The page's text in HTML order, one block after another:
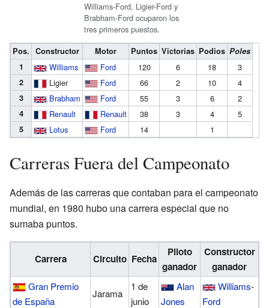
Williams-Ford, Ligier-Ford y
Brabham-Ford ocuparon los
tres primeros puestos.
Pos. Constructor Motor Puntos Victorias Podios Poles
1
Williams Ford 120 6 18 3
2 Ligier Ford 66 2 10 4
3 Brabham Ford 55 3 6 2
4 Renault Renault 38 3 4 5
5 Lotus Ford 14 1
Carreras Fuera del Campeonato
Además de las carreras que contaban para el campeonato
mundial, en 1980 hubo una carrera especial que no
sumaba puntos.
Carrera Circuito Fecha
Piloto
ganador
Constructor
ganador
Gran Premio
de España
Jarama
1 de
junio
Alan
Jones
Williams-
Ford